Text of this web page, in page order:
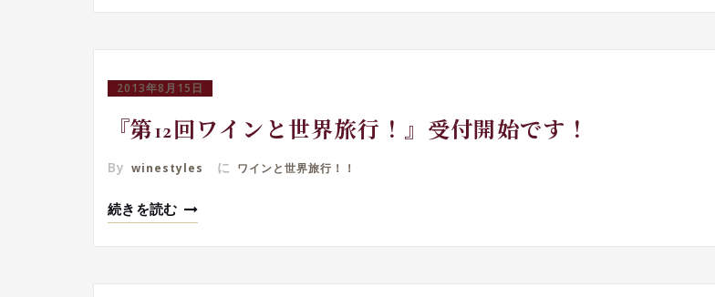
2013年8月15日
『第12回ワインと世界旅行！』受付開始です！
By winestyles に ワインと世界旅行！！
続きを読む